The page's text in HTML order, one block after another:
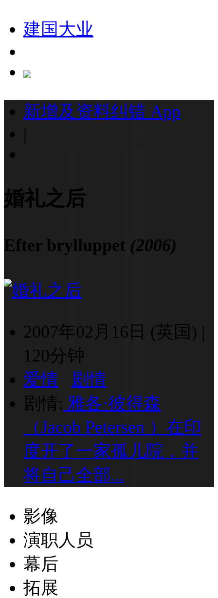
建国大业
新增及资料纠错 App
|
婚礼之后
Efter brylluppet (2006)
2007年02月16日 (英国) |
120分钟
爱情
剧情
剧情: 雅各·彼得森
（Jacob Petersen ）在印
度开了一家孤儿院，并
将自己全部...
影像
演职人员
幕后
拓展